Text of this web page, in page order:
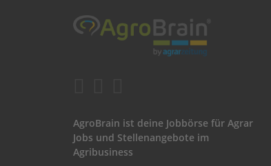
AgroBrain ist deine Jobbörse für Agrar
Jobs und Stellenangebote im
Agribusiness